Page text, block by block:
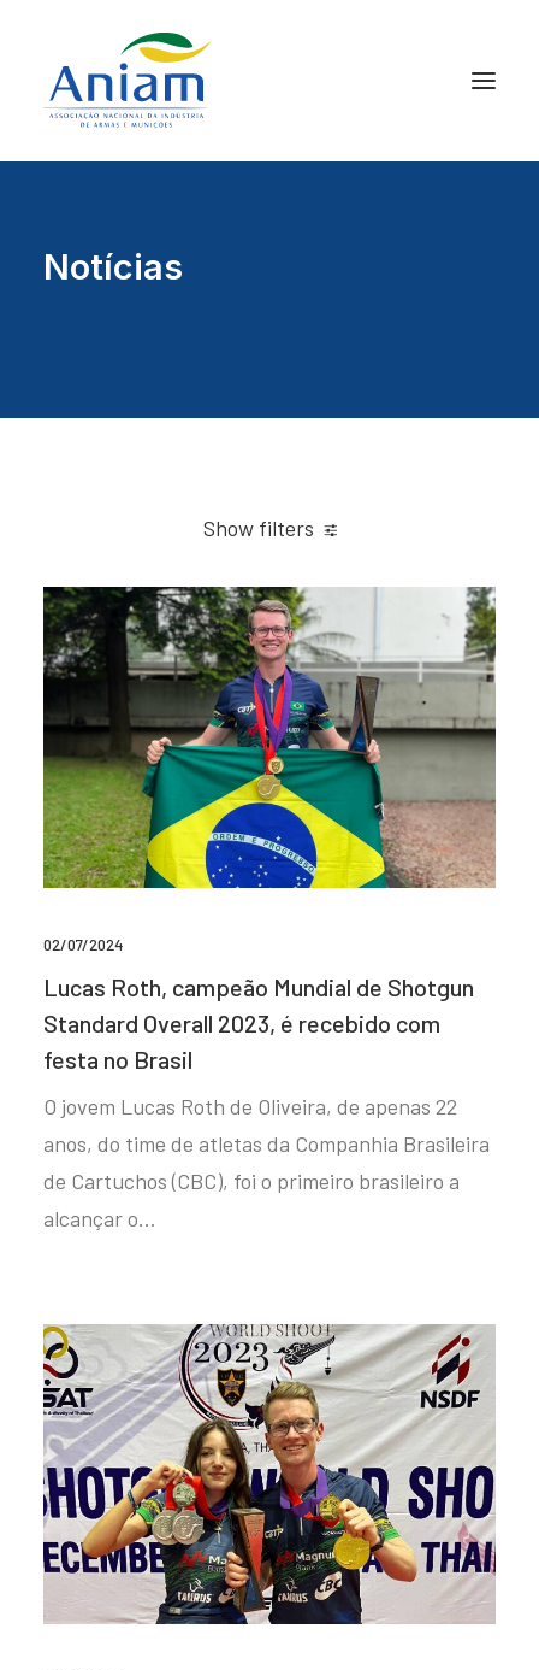
Notícias
Show filters
02/07/2024
Lucas Roth, campeão Mundial de Shotgun
Standard Overall 2023, é recebido com
festa no Brasil
O jovem Lucas Roth de Oliveira, de apenas 22
anos, do time de atletas da Companhia Brasileira
de Cartuchos (CBC), foi o primeiro brasileiro a
alcançar o…